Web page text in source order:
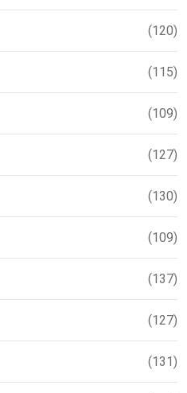
(120)
(115)
(109)
(127)
(130)
(109)
(137)
(127)
(131)